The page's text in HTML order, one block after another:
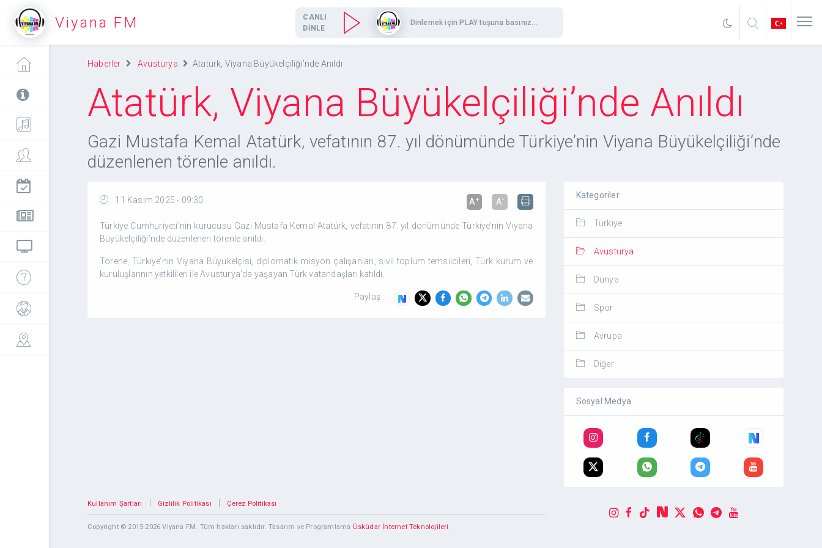
Viyana FM
CANLI
DİNLE
Dinlemek için PLAY tuşuna basınız...
Haberler Avusturya Atatürk, Viyana Büyükelçiliği’nde Anıldı
Atatürk, Viyana Büyükelçiliği’nde Anıldı
Gazi Mustafa Kemal Atatürk, vefatının 87. yıl dönümünde Türkiye’nin Viyana Büyükelçiliği’nde
düzenlenen törenle anıldı.
11 Kasım 2025 - 09:30 A+ A-
Türkiye Cumhuriyeti’nin kurucusu Gazi Mustafa Kemal Atatürk, vefatının 87. yıl dönümünde Türkiye’nin Viyana
Büyükelçiliği’nde düzenlenen törenle anıldı.
Törene, Türkiye’nin Viyana Büyükelçisi, diplomatik misyon çalışanları, sivil toplum temsilcileri, Türk kurum ve
kuruluşlarının yetkilileri ile Avusturya’da yaşayan Türk vatandaşları katıldı.
Paylaş :
Kategoriler
Türkiye
Avusturya
Dünya
Spor
Avrupa
Diğer
Sosyal Medya
Kullanım Şartları Gizlilik Politikası Çerez Politikası
Copyright © 2015-2026 Viyana FM. Tüm hakları saklıdır. Tasarım ve Programlama Üsküdar İnternet Teknolojileri .